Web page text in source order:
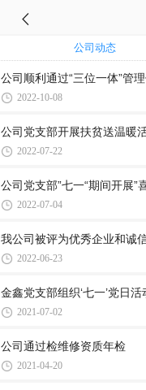
公司动态
公司顺利通过“三位一体”管
2022-10-08
公司党支部开展扶贫送温暖
2022-07-22
公司党支部”七一“期间开展
2022-07-04
我公司被评为优秀企业和诚
2022-06-23
金鑫党支部组织‘七一’党日活
2021-07-02
公司通过检维修资质年检
2021-04-20